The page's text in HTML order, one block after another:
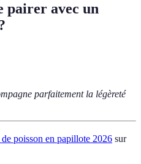
pairer avec un
parfaitement la légèreté
de poisson en papillote 2026 sur